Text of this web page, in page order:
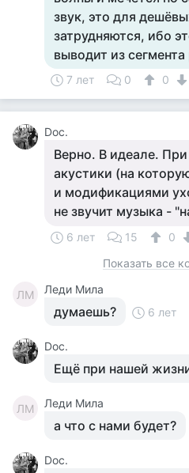
звук, это для
затрудняются, ибо
выводит из
7 лет 0 0
Doc.
Верно. В идеале.
акустики (на
и модификациями
не звучит музыка -
6 лет 15
0
Показать все
ЛМ Леди Мила
думаешь? 6 лет
Doc.
Ещё при нашей
ЛМ Леди Мила
а что с нами будет?
Doc.